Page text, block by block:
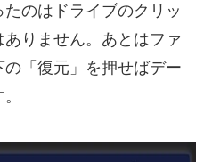
のはドライブのクリッ
りません。あとはファ
「復元」を押せばデー